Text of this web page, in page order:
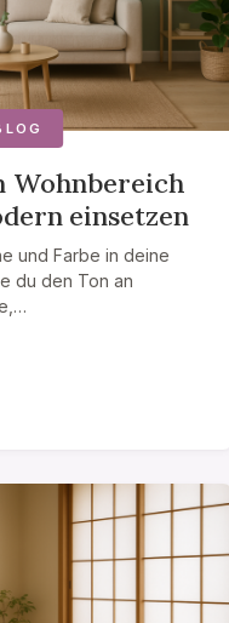
Wohnbereich
einsetzen
und Farbe in deine
du den Ton an